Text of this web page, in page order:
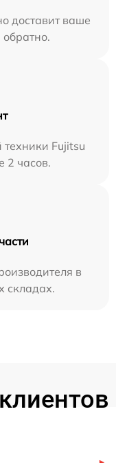
доставит ваше
обратно.
Fujitsu
2 часов.
в
складах.